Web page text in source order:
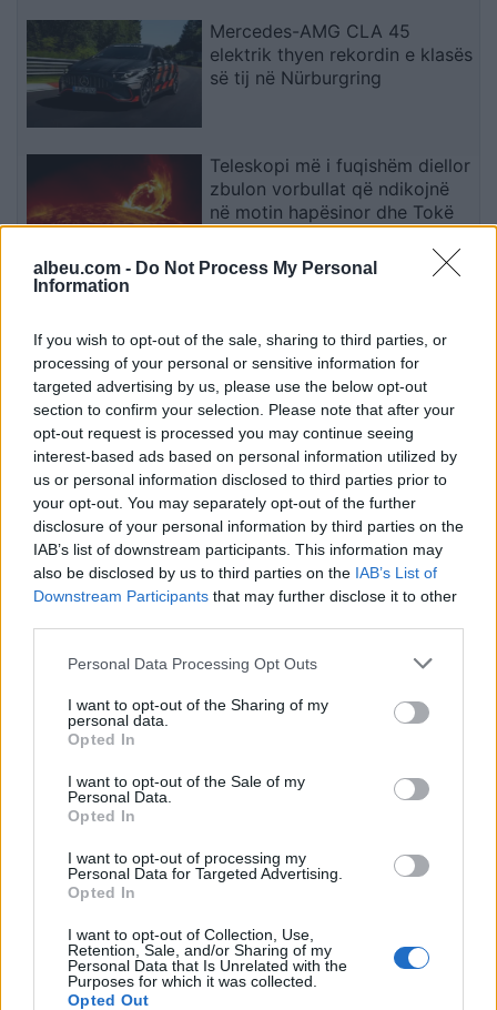
albeu.com - Do Not Process My Personal
Information
If you wish to opt-out of the sale, sharing to third parties, or
processing of your personal or sensitive information for
targeted advertising by us, please use the below opt-out
section to confirm your selection. Please note that after your
opt-out request is processed you may continue seeing
interest-based ads based on personal information utilized by
us or personal information disclosed to third parties prior to
your opt-out. You may separately opt-out of the further
disclosure of your personal information by third parties on the
IAB’s list of downstream participants. This information may
also be disclosed by us to third parties on the IAB’s List of
Downstream Participants that may further disclose it to other
Personal Data Processing Opt Outs
I want to opt-out of the Sharing of my
personal data.
Opted In
I want to opt-out of the Sale of my
Personal Data.
Opted In
I want to opt-out of processing my
Personal Data for Targeted Advertising.
Opted In
I want to opt-out of Collection, Use,
Retention, Sale, and/or Sharing of my
Personal Data that Is Unrelated with the
Purposes for which it was collected.
Opted Out
Mercedes-AMG CLA 45
elektrik thyen rekordin e klasës
së tij në Nürburgring
Teleskopi më i fuqishëm diellor
zbulon vorbullat që ndikojnë
në motin hapësinor dhe Tokë
gjithë botën
Drejtues nga OpenAI, Meta dhe
Google bëjnë thirrje për frenim
të IA-së: “Mund të dalë jashtë
kontrollit
Esim for Global|Esim for Europe|Esim for Caribbean
Esim for USA|